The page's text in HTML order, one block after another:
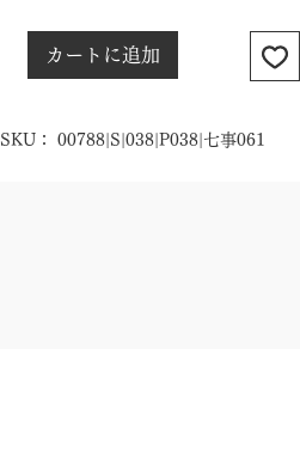
カートに追加
SKU： 00788|S|038|P038|七事061